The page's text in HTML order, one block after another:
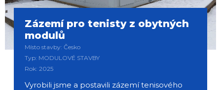
Zázemí pro tenisty z obytných
modulů
Místo stavby: Česko
Typ: MODULOVÉ STAVBY
Rok: 2025
Vyrobili jsme a postavili zázemí tenisového